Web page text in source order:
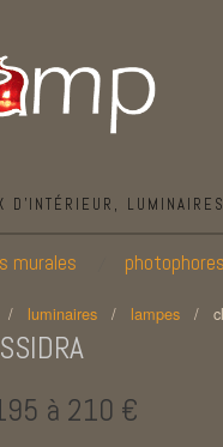
D’INTÉRIEUR,
murales photophores
/ luminaires / lampes /
à 210 €